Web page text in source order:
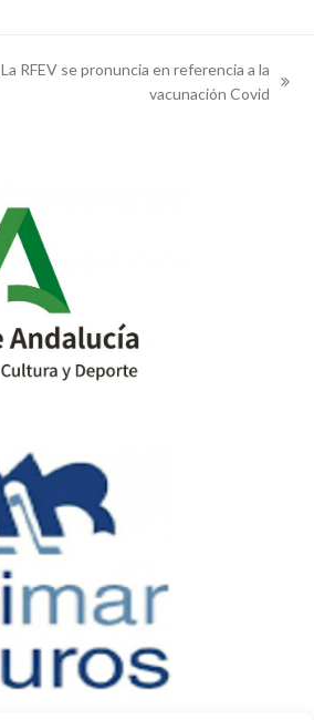
La RFEV se pronuncia en referencia a la
vacunación Covid